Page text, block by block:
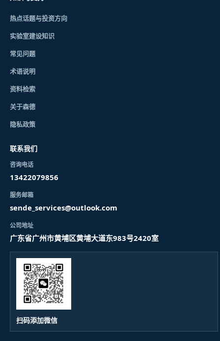
热点话题与投资方向
实验室建设知识
常见问题
术语说明
资料检索
关于森德
隐私政策
联系我们
咨询电话
13422079856
服务邮箱
sende_services@outlook.com
公司地址
广东省广州市黄埔区黄埔大道东983号2420室
扫码添加微信